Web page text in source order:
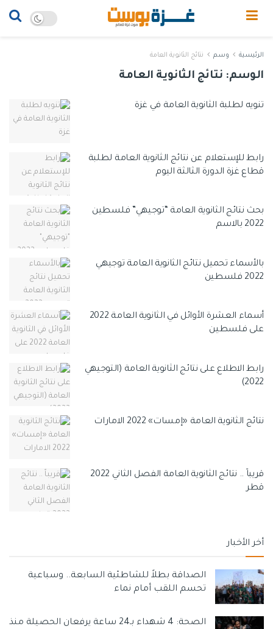
الرئيسية وسم نتائج الثانوية العامة
الوسم: نتائج الثانوية العامة
تنويه لطلبة الثانوية العامة في غزة
رابط للإستعلام عن نتائج الثانوية العامة لطلبة
قطاع غزة الدورة الثالثة اليوم
بحث نتائج الثانوية العامة “توجيهي” فلسطين
2022 بالاسم
بالأسماء تحميل نتائج الثانوية العامة توجيهي
2022 فلسطين
أسماء العشرة الأوائل في الثانوية العامة 2022
على فلسطين
رابط الاطلاع على نتائج الثانوية العامة (التوجيهي
2022)
نتائج الثانوية العامة «إمسات» 2022 الامارات
قريباً .. نتائج الثانوية العامة الفصل الثاني 2022
قطر
أخر الأخبار
الصداقة بطلاً للشاطئية السابعة.. وسباعية
تحسم اللقب أمام نماء
الصحة: 4 شهداء بـ24 ساعة يرفعان الحصيلة منذ